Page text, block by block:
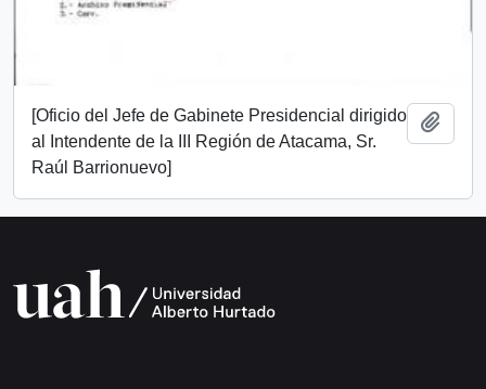
[Oficio del Jefe de Gabinete Presidencial dirigido
al Intendente de la III Región de Atacama, Sr.
Raúl Barrionuevo]